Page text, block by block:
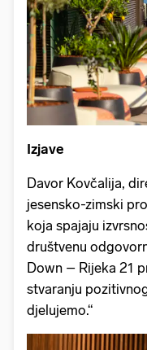
Izjave
Davor Kovčalija,
jesensko-zimski
koja spajaju
društvenu
Down – Rijeka 21
stvaranju
djelujemo.“